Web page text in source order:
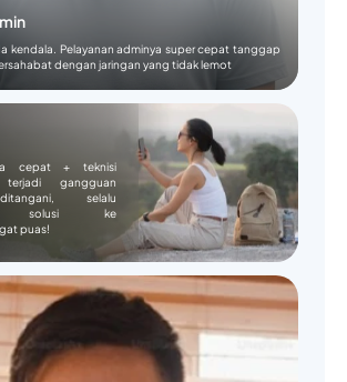
kendala. Pelayanan adminya super cepat tanggap
dengan jaringan yang tidak lemot
cepat + teknisi
gangguan
selalu
solusi ke
puas!